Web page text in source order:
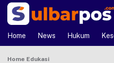
Home News Hukum
Home Edukasi